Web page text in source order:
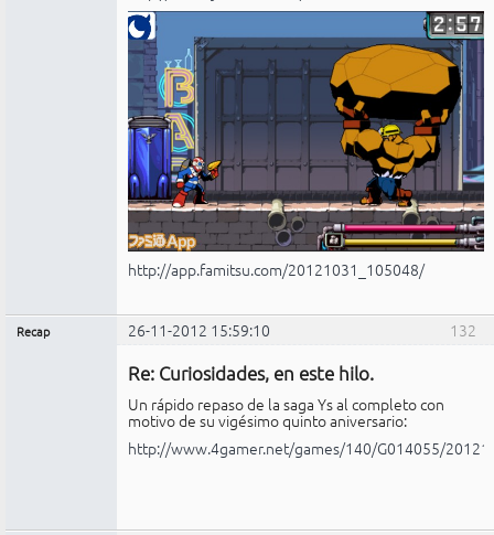
http://app.famitsu.com/20121031_105048/
132
Recap 26-11-2012 15:59:10
Re: Curiosidades, en este hilo.
Un rápido repaso de la saga Ys al completo con
motivo de su vigésimo quinto aniversario:
http://www.4gamer.net/games/140/G014055/